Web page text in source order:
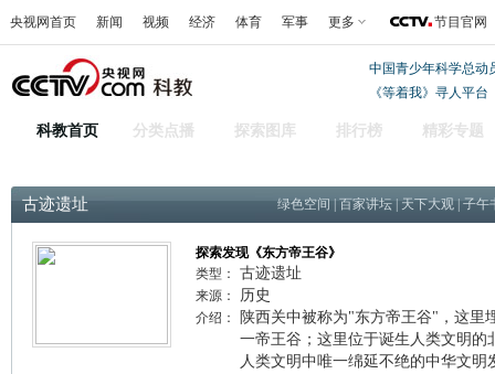
央视网首页 新闻 视频 经济 体育 军事 更多 节目官网
中国青少年科学总动
《等着我》寻人平台
科教首页 分类点播 探索图库 排行榜 精彩专题
古迹遗址 绿色空间|百家讲坛|天下大观|子午
探索发现《东方帝王谷》
类型：
古迹遗址
来源： 历史
介绍：
陕西关中被称为"东方帝王谷"，这里
一帝王谷；这里位于诞生人类文明的
人类文明中唯一绵延不绝的中华文